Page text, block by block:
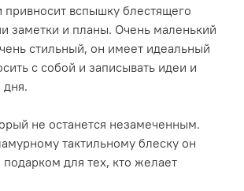
вспышку блестящего
заметки и планы. Очень маленький
стильный, он имеет идеальный
с собой и записывать идеи и
не останется незамеченным.
тактильному блеску он
подарком для тех, кто желает